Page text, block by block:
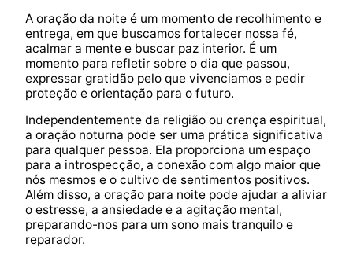
A oração da noite é um momento de recolhimento e
entrega, em que buscamos fortalecer nossa fé,
acalmar a mente e buscar paz interior. É um
momento para refletir sobre o dia que passou,
expressar gratidão pelo que vivenciamos e pedir
proteção e orientação para o futuro.
Independentemente da religião ou crença espiritual,
a oração noturna pode ser uma prática significativa
para qualquer pessoa. Ela proporciona um espaço
para a introspecção, a conexão com algo maior que
nós mesmos e o cultivo de sentimentos positivos.
Além disso, a oração para noite pode ajudar a aliviar
o estresse, a ansiedade e a agitação mental,
preparando-nos para um sono mais tranquilo e
reparador.